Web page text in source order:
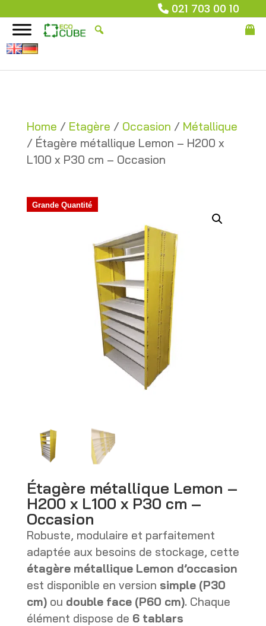
021 703 00 10
Home / Etagère / Occasion / Métallique
/ Étagère métallique Lemon – H200 x
L100 x P30 cm – Occasion
Grande Quantité
Étagère métallique Lemon –
H200 x L100 x P30 cm –
Occasion
Robuste, modulaire et parfaitement
adaptée aux besoins de stockage, cette
étagère métallique Lemon d’occasion
est disponible en version simple (P30
cm)ou double face (P60 cm). Chaque
élément dispose de 6 tablars